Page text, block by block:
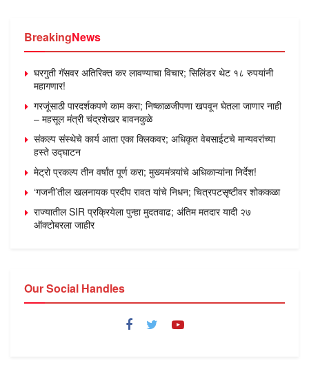
BreakingNews
घरगुती गॅसवर अतिरिक्त कर लावण्याचा विचार; सिलिंडर थेट १८ रुपयांनी
महागणार!
गरजूंसाठी पारदर्शकपणे काम करा; निष्काळजीपणा खपवून घेतला जाणार नाही
– महसूल मंत्री चंद्रशेखर बावनकुळे
संकल्प संस्थेचे कार्य आता एका क्लिकवर; अधिकृत वेबसाईटचे मान्यवरांच्या
हस्ते उद्घाटन
मेट्रो प्रकल्प तीन वर्षांत पूर्ण करा; मुख्यमंत्र्यांचे अधिकाऱ्यांना निर्देश!
‘गजनी’तील खलनायक प्रदीप रावत यांचे निधन; चित्रपटसृष्टीवर शोककळा
राज्यातील SIR प्रक्रियेला पुन्हा मुदतवाढ; अंतिम मतदार यादी २७
ऑक्टोबरला जाहीर
Our Social Handles